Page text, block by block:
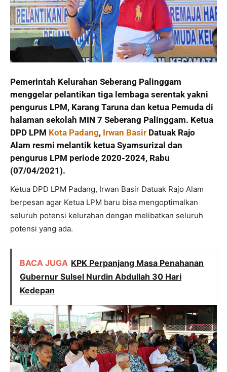
Pemerintah Kelurahan Seberang Palinggam
menggelar pelantikan tiga lembaga serentak yakni
pengurus LPM, Karang Taruna dan ketua Pemuda di
halaman sekolah MIN 7 Seberang Palinggam. Ketua
DPD LPM Kota Padang, Irwan Basir Datuak Rajo
Alam resmi melantik ketua Syamsurizal dan
pengurus LPM periode 2020-2024, Rabu
(07/04/2021).
Ketua DPD LPM Padang, Irwan Basir Datuak Rajo Alam
berpesan agar Ketua LPM baru bisa mengoptimalkan
seluruh potensi kelurahan dengan melibatkan seluruh
potensi yang ada.
BACA JUGA KPK Perpanjang Masa Penahanan
Gubernur Sulsel Nurdin Abdullah 30 Hari
Kedepan